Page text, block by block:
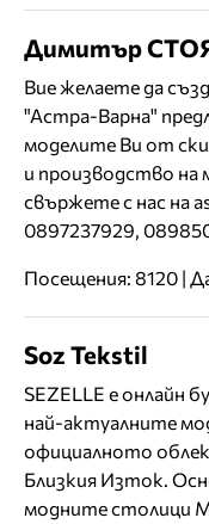
Димитър
Вие желаете да
"Астра-Варна"
моделите Ви от
и производство на
свържете с нас на
0897237929,
Посещения: 8120 |
Soz Tekstil
SEZELLE е онлайн
най-актуалните
официалното
Близкия Изток.
модните столици